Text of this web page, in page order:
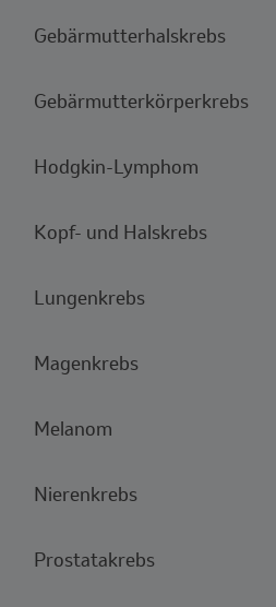
Gebärmutterhalskrebs
Gebärmutterkörperkrebs
Hodgkin-Lymphom
Kopf- und Halskrebs
Lungenkrebs
Magenkrebs
Melanom
Nierenkrebs
Prostatakrebs